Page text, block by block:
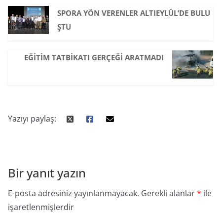
SPORA YÖN VERENLER ALTIEYLÜL’DE BULU
ŞTU
EĞITIM TATBIKATI GERÇEĞI ARATMADI
Yazıyı paylaş:
Bir yanıt yazın
E-posta adresiniz yayınlanmayacak. Gerekli alanlar* ile
işaretlenmişlerdir